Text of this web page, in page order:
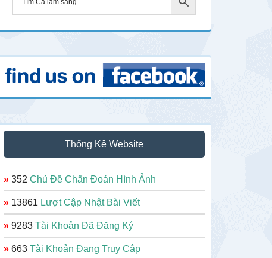
Thống Kê Website
» 352 Chủ Đề Chẩn Đoán Hình Ảnh
» 13861 Lượt Cập Nhật Bài Viết
» 9283 Tài Khoản Đã Đăng Ký
» 663 Tài Khoản Đang Truy Cập